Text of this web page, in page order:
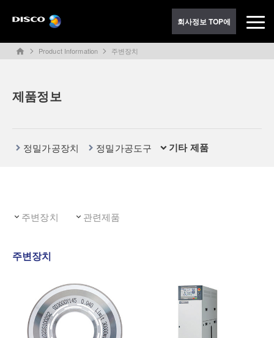
회사정보 TOP에
home Product Information 주변장치
제품정보
정밀가공장치 정밀가공도구 기타 제품
주변장치 관련제품
주변장치